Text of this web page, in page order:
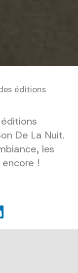
éditions
De La Nuit.
les
!